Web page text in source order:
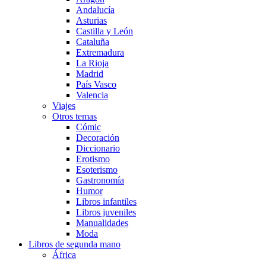
Andalucía
Asturias
Castilla y León
Cataluña
Extremadura
La Rioja
Madrid
País Vasco
Valencia
Viajes
Otros temas
Cómic
Decoración
Diccionario
Erotismo
Esoterismo
Gastronomía
Humor
Libros infantiles
Libros juveniles
Manualidades
Moda
Libros de segunda mano
África